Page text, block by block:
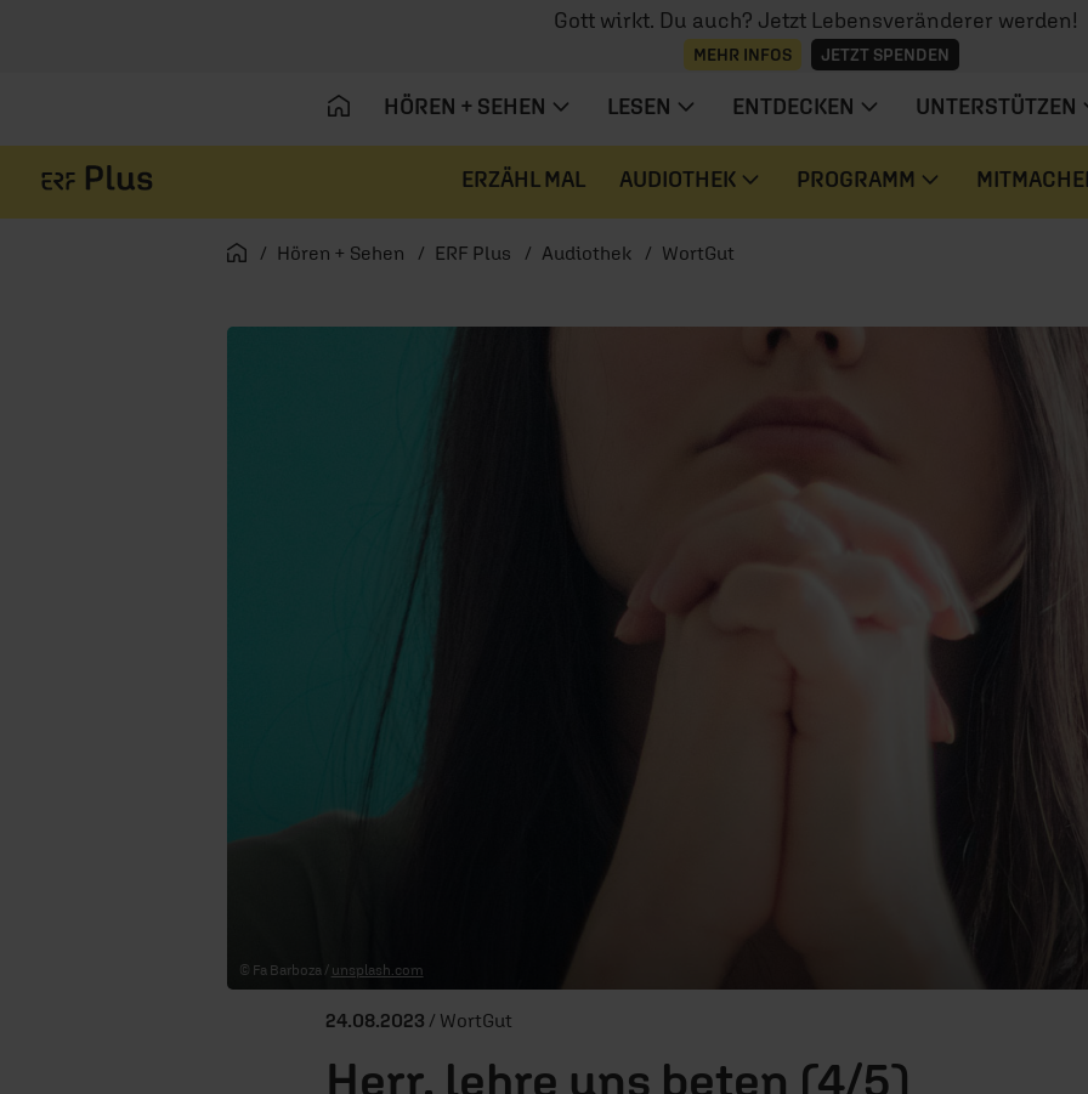
Gott wirkt. Du auch? Jetzt Lebensveränderer werden!
MEHR INFOS JETZT SPENDEN
HÖREN + SEHEN LESEN ENTDECKEN UNTERSTÜTZEN
ERZÄHL MAL AUDIOTHEK PROGRAMM
Startseite
Hören + Sehen ERF Plus Audiothek WortGut
© Fa Barboza / unsplash.com
24.08.2023 / WortGut
Herr, lehre uns beten (4/5)